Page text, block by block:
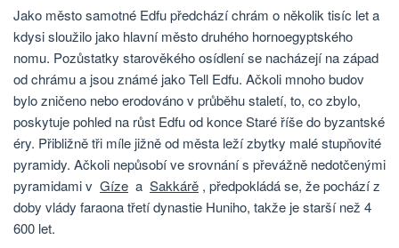
Jako město samotné Edfu předchází chrám o několik tisíc let a
kdysi sloužilo jako hlavní město druhého hornoegyptského
nomu. Pozůstatky starověkého osídlení se nacházejí na západ
od chrámu a jsou známé jako Tell Edfu. Ačkoli mnoho budov
bylo zničeno nebo erodováno v průběhu staletí, to, co zbylo,
poskytuje pohled na růst Edfu od konce Staré říše do byzantské
éry. Přibližně tři míle jižně od města leží zbytky malé stupňovité
pyramidy. Ačkoli nepůsobí ve srovnání s převážně nedotčenými
pyramidami v Gíze a Sakkárě , předpokládá se, že pochází z
doby vlády faraona třetí dynastie Huniho, takže je starší než 4
600 let.